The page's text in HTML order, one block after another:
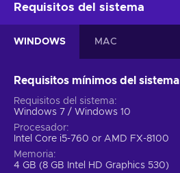
Requisitos del sistema
WINDOWS MAC
Requisitos mínimos del sistema
Requisitos del sistema
Windows 7 / Windows 10
Procesador
Intel Core i5-760 or AMD FX-8100
Memoria
4 GB (8 GB Intel HD Graphics 530)